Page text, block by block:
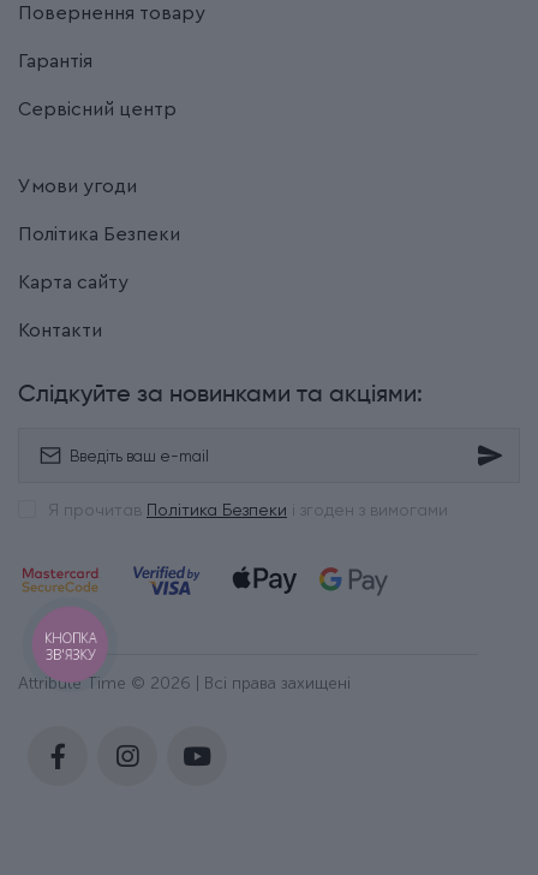
Повернення товару
Гарантія
Сервісний центр
Умови угоди
Політика Безпеки
Карта сайту
Контакти
Слідкуйте за новинками та акціями:
Я прочитав Політика Безпеки і згоден з вимогами
Attribute Time © 2026 | Всі права захищені
КНОПКА
ЗВ'ЯЗКУ